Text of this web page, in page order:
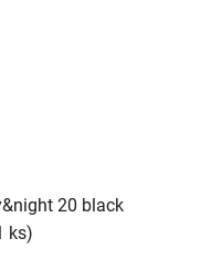
20 black
ks)